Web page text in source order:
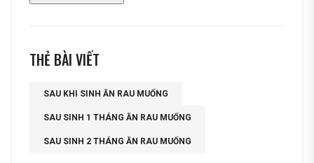
THẺ BÀI VIẾT
SAU KHI SINH ĂN RAU MUỐNG
SAU SINH 1 THÁNG ĂN RAU MUỐNG
SAU SINH 2 THÁNG ĂN RAU MUỐNG